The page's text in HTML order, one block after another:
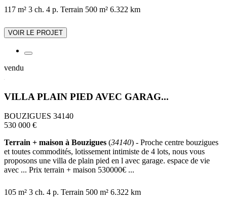
117 m² 3 ch. 4 p. Terrain 500 m² 6.322 km
VOIR LE PROJET
vendu
VILLA PLAIN PIED AVEC GARAG...
BOUZIGUES 34140
530 000 €
Terrain + maison à Bouzigues (34140) - Proche centre bouzigues
et toutes commodités, lotissement intimiste de 4 lots, nous vous
proposons une villa de plain pied en l avec garage. espace de vie
avec ... Prix terrain + maison 530000€ ...
105 m² 3 ch. 4 p. Terrain 500 m² 6.322 km